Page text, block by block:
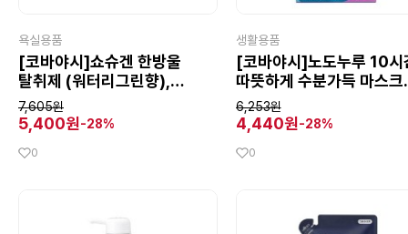
욕실용품
[코바야시]쇼슈겐 한방울
탈취제 (워터리그린향),
변기에 한방울 향기가 솔솔
7,605원
5,400원-28%
0
생활용품
[코바야시]노도누루 10시
따뜻하게 수분가득 마스크
수면용 무향 3장
6,253원
4,440원-28%
0